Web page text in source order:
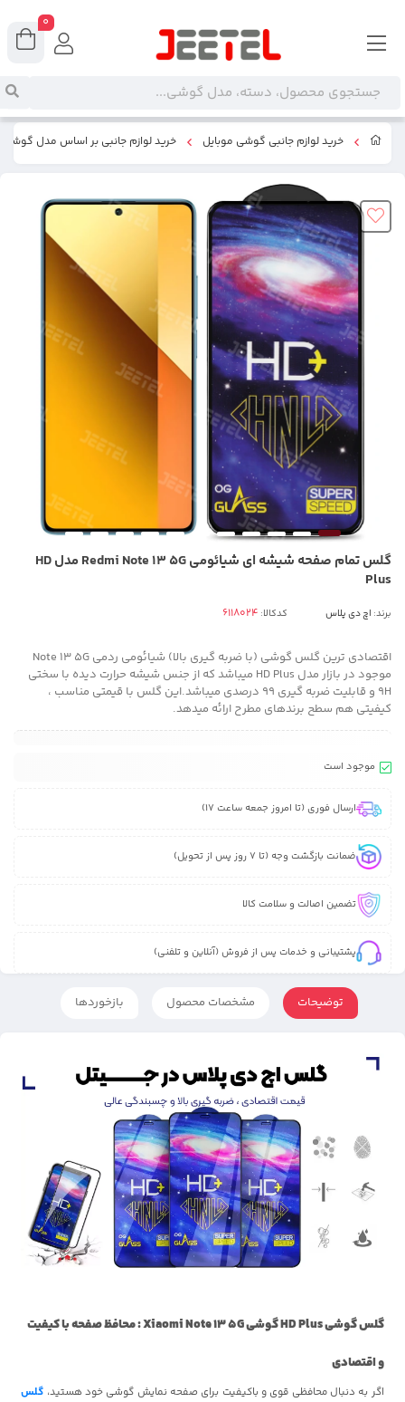
خرید لوازم جانبی گوشی موبایل خرید لوازم جانبی بر اساس مدل گوشی
گلس تمام صفحه شیشه ای شیائومی Redmi Note 13 5G مدل HD
Plus
برند: اچ دی پلاس کدکالا:
اقتصادی ترین گلس گوشی (با ضربه گیری بالا) شیائومی ردمی Note 13 5G
موجود در بازار مدل HD Plus میباشد که از جنس شیشه حرارت دیده با سختی
9H و قابلیت ضربه گیری 99 درصدی میباشد.این گلس با قیمتی مناسب ،
کیفیتی هم سطح برندهای مطرح ارائه میدهد.
موجود است
ارسال فوری (تا امروز جمعه ساعت 17)
ضمانت بازگشت وجه (تا 7 روز پس از تحویل)
تضمین اصالت و سلامت کالا
پشتیبانی و خدمات پس از فروش (آنلاین و تلفنی)
توضیحات مشخصات محصول بازخوردها
گلس گوشی HD Plus گوشی Xiaomi Note 13 5G : محافظ صفحه با کیفیت
و اقتصادی
اگر به دنبال محافظی قوی و باکیفیت برای صفحه نمایش گوشی خود هستید، گلس
0